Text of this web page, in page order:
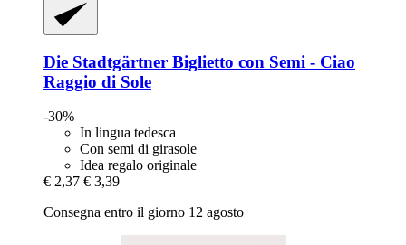
Die Stadtgärtner Biglietto con Semi -​ Ciao
Raggio di Sole
-30%
In lingua tedesca
Con semi di girasole
Idea regalo originale
€ 2,37 € 3,39
Consegna entro il giorno 12 agosto